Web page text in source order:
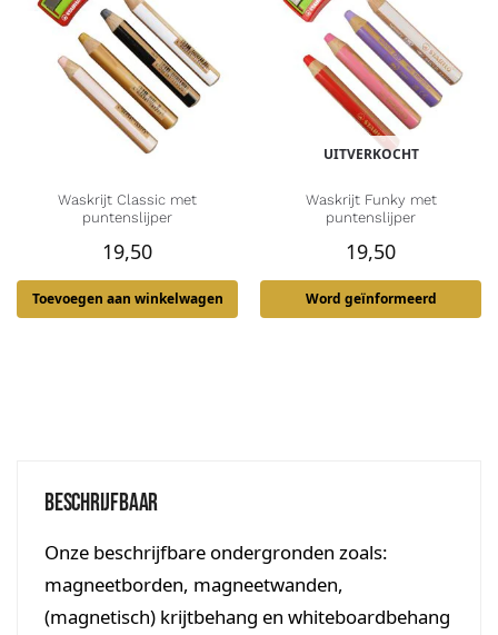
Waskrijt Classic met
puntenslijper
19,50
Toevoegen aan winkelwagen
UITVERKOCHT
Waskrijt Funky met
puntenslijper
19,50
Word geïnformeerd
Beschrijfbaar
Onze beschrijfbare ondergronden zoals:
magneetborden, magneetwanden,
(magnetisch) krijtbehang en whiteboardbehang